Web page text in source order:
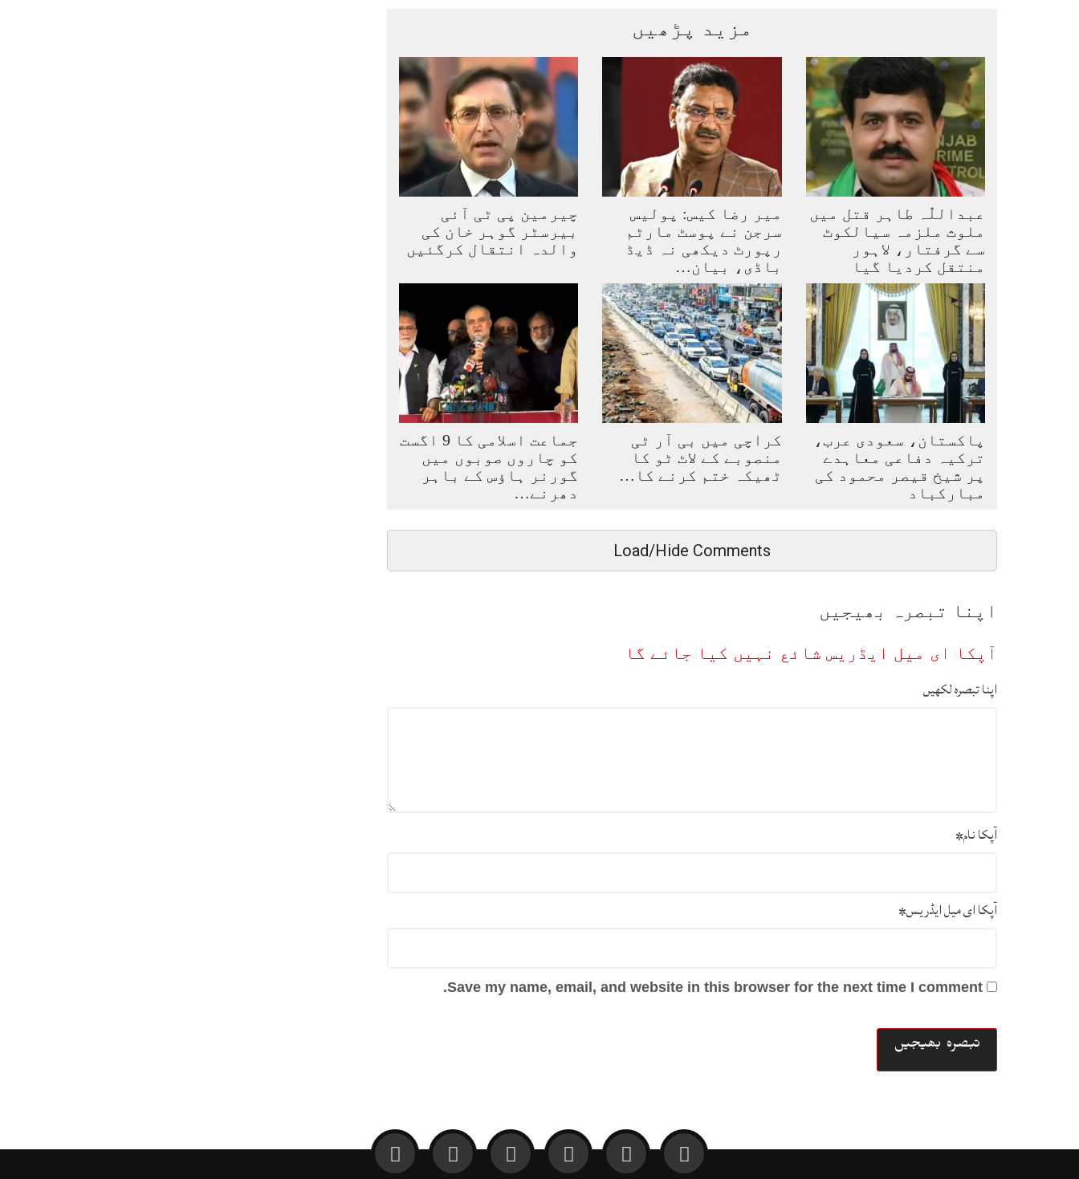
مزید پڑھیں
چیرمین پی ٹی آئی
بیرسٹر گوہر خان کی
والدہ انتقال کرگئیں
میر رضا کیس: پولیس
سرجن نے پوسٹ مارٹم
رپورٹ دیکھی نہ ڈیڈ
باڈی، بیان…
عبداللّٰہ طاہر قتل میں
ملوث ملزمہ سیالکوٹ
سے گرفتار، لاہور
منتقل کردیا گیا
جماعت اسلامی کا 9 اگست
کو چاروں صوبوں میں
گورنر ہاؤس کے باہر
دھرنے…
کراچی میں بی آر ٹی
منصوبے کے لاٹ ٹو کا
ٹھیکہ ختم کرنے کا…
پاکستان، سعودی عرب،
ترکیہ دفاعی معاہدے
پر شیخ قیصر محمود کی
مبارکباد
Load/Hide Comments
اپنا تبصرہ بھیجیں
آپکا ای میل ایڈریس شائع نہیں کیا جائے گا
اپنا تبصرہ لکھیں
آپکا نام*
آپکا ای میل ایڈریس*
Save my name, email, and website in this browser for the next time I comment.